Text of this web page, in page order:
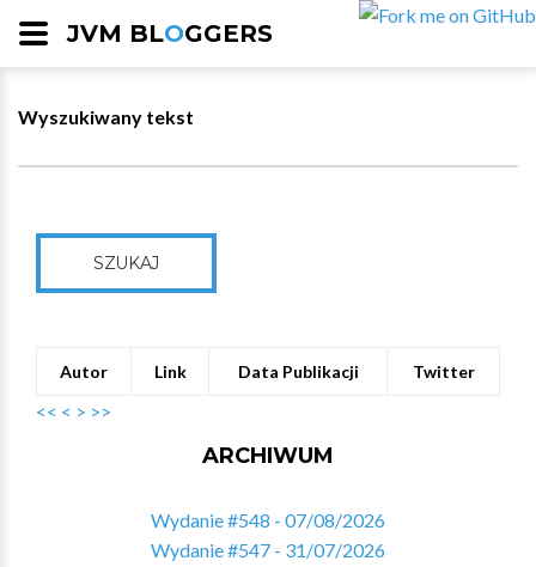
JVM BLOGGERS
Wyszukiwany tekst
SZUKAJ
Autor Link Data Publikacji Twitter
<< < > >>
ARCHIWUM
Wydanie #548 - 07/08/2026
Wydanie #547 - 31/07/2026